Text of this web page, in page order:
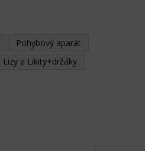
Pohybový aparát
Lizy a Likity+držáky